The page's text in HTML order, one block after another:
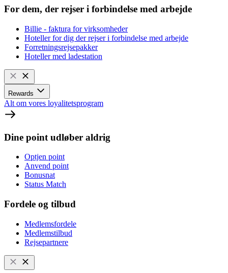
For dem, der rejser i forbindelse med arbejde
Billie - faktura for virksomheder
Hoteller for dig der rejser i forbindelse med arbejde
Forretningsrejsepakker
Hoteller med ladestation
Rewards
Alt om vores loyalitetsprogram
Dine point udløber aldrig
Optjen point
Anvend point
Bonusnat
Status Match
Fordele og tilbud
Medlemsfordele
Medlemstilbud
Rejsepartnere